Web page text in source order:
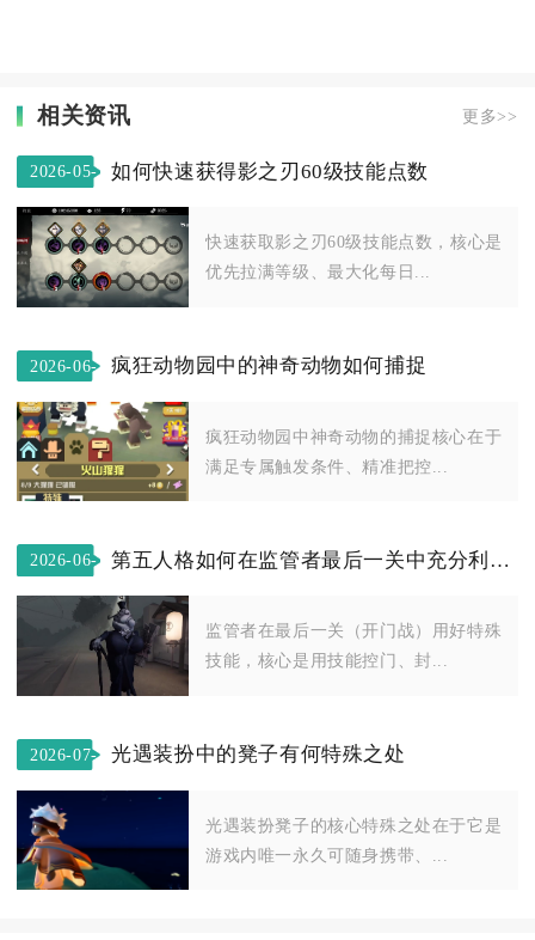
相关资讯 更多>>
2026-05-
27
如何快速获得影之刃60级技能点数
快速获取影之刃60级技能点数，核心是
优先拉满等级、最大化每日...
2026-06-
疯狂动物园中的神奇动物如何捕捉
疯狂动物园中神奇动物的捕捉核心在于
满足专属触发条件、精准把控...
2026-06-
05
第五人格如何在监管者最后一关中充分利用自身的特殊技能
监管者在最后一关（开门战）用好特殊
技能，核心是用技能控门、封...
2026-07-
光遇装扮中的凳子有何特殊之处
光遇装扮凳子的核心特殊之处在于它是
游戏内唯一永久可随身携带、...